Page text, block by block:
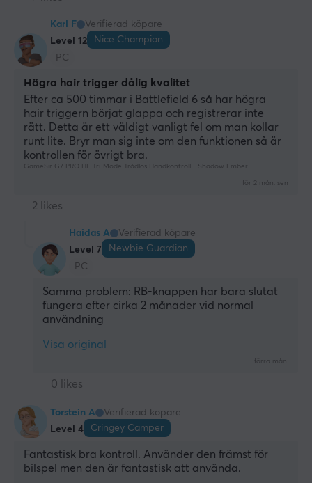
Karl F
Verifierad köpare
Level 12
Nice Champion
PC
Högra hair trigger dålig kvalitet
Efter ca 500 timmar i Battlefield 6 så har högra
hair triggern börjat glappa och registrerar inte
rätt. Detta är ett väldigt vanligt fel om man kollar
runt lite. Bryr man sig inte om den funktionen så är
kontrollen för övrigt bra.
GameSir G7 PRO HE Tri-Mode Trådlös Handkontroll - Shadow Ember
för 2 mån. sen
2 likes
Haidas A
Verifierad köpare
Level 7
Newbie Guardian
PC
Samma problem: RB-knappen har bara slutat
fungera efter cirka 2 månader vid normal
användning
Visa original
förra mån.
0 likes
Torstein A
Verifierad köpare
Level 4
Cringey Camper
Fantastisk bra kontroll. Använder den främst för
bilspel men den är fantastisk att använda.